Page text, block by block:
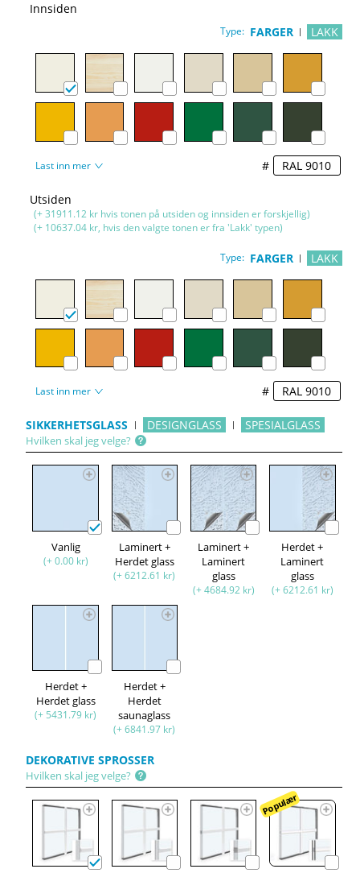
Innsiden
Type: FARGER LAKK
Last inn mer #
Utsiden
(+ 31911.12 kr hvis tonen på utsiden og innsiden er forskjellig)
(+ 10637.04 kr, hvis den valgte tonen er fra 'Lakk' typen)
Type: FARGER LAKK
Last inn mer #
SIKKERHETSGLASS DESIGNGLASS SPESIALGLASS
Hvilken skal jeg velge?
Vanlig
(+ 0.00 kr)
Laminert +
Herdet glass
(+ 6212.61 kr)
Laminert +
Laminert
glass
(+ 4684.92 kr)
Herdet +
Laminert
glass
(+ 6212.61 kr)
Herdet +
Herdet glass
(+ 5431.79 kr)
Herdet +
Herdet
saunaglass
(+ 6841.97 kr)
DEKORATIVE SPROSSER
Hvilken skal jeg velge?
Populær